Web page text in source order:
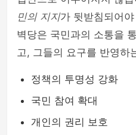
민의 지지가 뒷받침되어
벽당은 국민과의 소통을
고, 그들의 요구를 반영하
정책의 투명성 강화
국민 참여 확대
개인의 권리 보호